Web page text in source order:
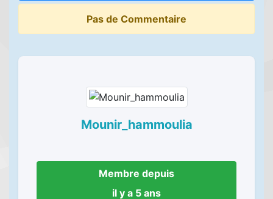
Pas de Commentaire
Mounir_hammoulia
Membre depuis
il y a 5 ans